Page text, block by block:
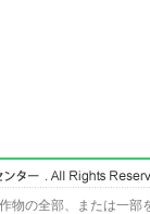
物の全部、または一